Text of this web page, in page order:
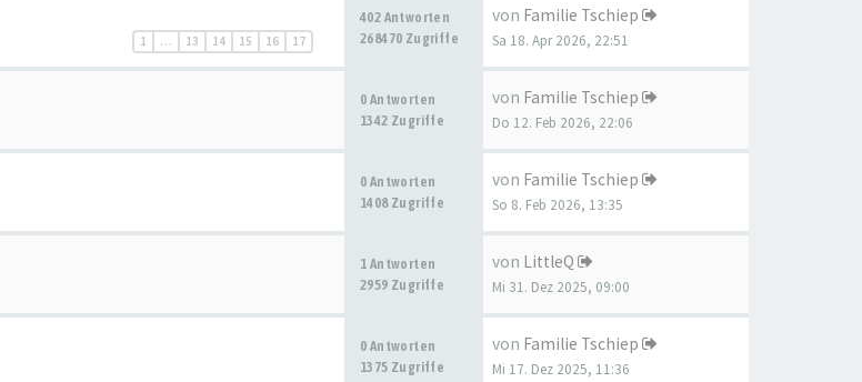
1 … 13 14 15 16 17
402 Antworten
268470 Zugriffe
von Familie Tschiep
Sa 18. Apr 2026, 22:51
0 Antworten
1342 Zugriffe
von Familie Tschiep
Do 12. Feb 2026, 22:06
0 Antworten
1408 Zugriffe
von Familie Tschiep
So 8. Feb 2026, 13:35
1 Antworten
2959 Zugriffe
von LittleQ
Mi 31. Dez 2025, 09:00
0 Antworten
1375 Zugriffe
von Familie Tschiep
Mi 17. Dez 2025, 11:36